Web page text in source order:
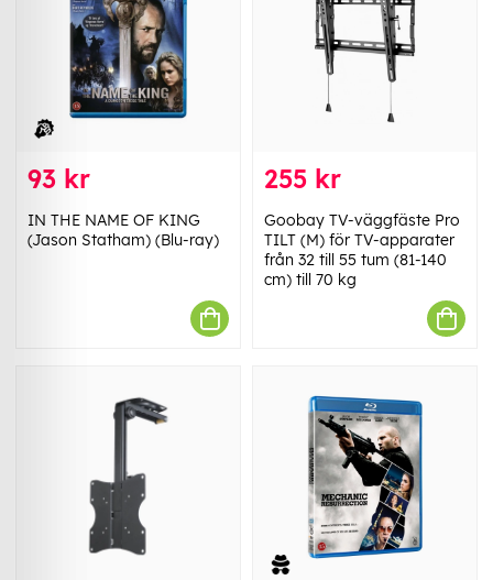
93 kr
IN THE NAME OF KING
(Jason Statham) (Blu-ray)
255 kr
Goobay TV-väggfäste Pro
TILT (M) för TV-apparater
från 32 till 55 tum (81-140
cm) till 70 kg